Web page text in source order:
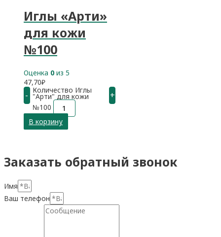
Иглы «Арти»
для кожи
№100
Оценка 0 из 5
47,70₽
- Количество Иглы
"Арти" для кожи
№100
+
В корзину
Заказать обратный звонок
Имя
Ваш телефон